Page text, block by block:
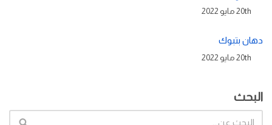
20th مايو 2022
دهان بتبوك
20th مايو 2022
البحث